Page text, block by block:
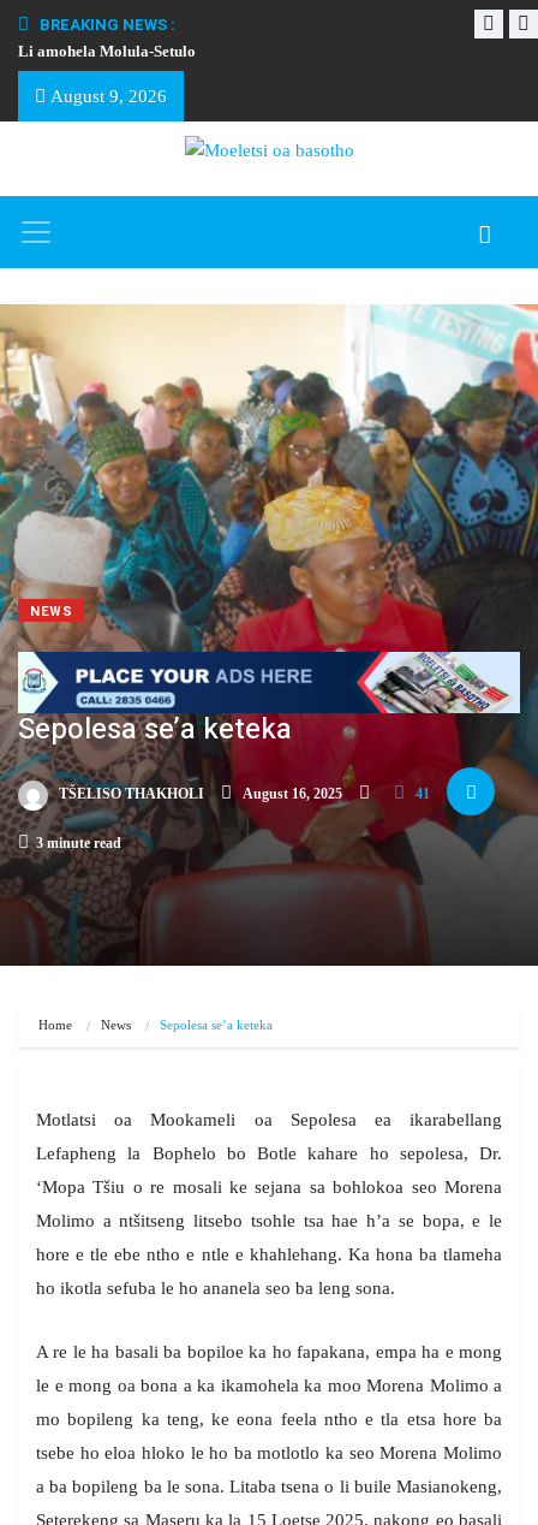
BREAKING NEWS :
Li amohela Molula-Setulo
August 9, 2026
NEWS
Sepolesa se’a keteka
TŠELISO THAKHOLI August 16, 2025 41
3 minute read
Home News Sepolesa se’a keteka
Motlatsi oa Mookameli oa Sepolesa ea ikarabellang
Lefapheng la Bophelo bo Botle kahare ho sepolesa, Dr.
‘Mopa Tšiu o re mosali ke sejana sa bohlokoa seo Morena
Molimo a ntšitseng litsebo tsohle tsa hae h’a se bopa, e le
hore e tle ebe ntho e ntle e khahlehang. Ka hona ba tlameha
ho ikotla sefuba le ho ananela seo ba leng sona.
A re le ha basali ba bopiloe ka ho fapakana, empa ha e mong
le e mong oa bona a ka ikamohela ka moo Morena Molimo a
mo bopileng ka teng, ke eona feela ntho e tla etsa hore ba
tsebe ho eloa hloko le ho ba motlotlo ka seo Morena Molimo
a ba bopileng ba le sona. Litaba tsena o li buile Masianokeng,
Seterekeng sa Maseru ka la 15 Loetse 2025, nakong eo basali